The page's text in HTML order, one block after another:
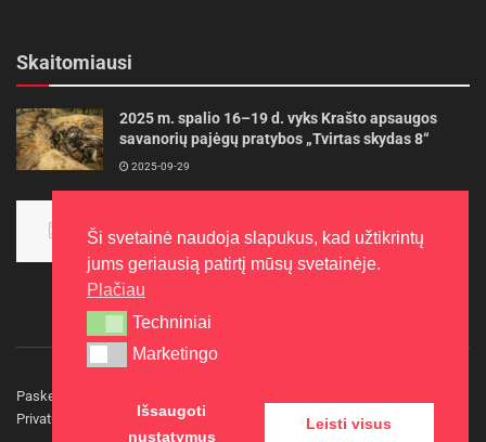
Skaitomiausi
2025 m. spalio 16–19 d. vyks Krašto apsaugos
savanorių pajėgų pratybos „Tvirtas skydas 8“
2025-09-29
aukso
2015-10-30
Paskelbkite naujieną
Privatumo politika
Kontaktai
Ši svetainė naudoja slapukus, kad užtikrintų
jums geriausią patirtį mūsų svetainėje.
Plačiau
Techniniai
Techniniai
Marketingo
Marketingo
Išsaugoti
nustatymus
Leisti visus